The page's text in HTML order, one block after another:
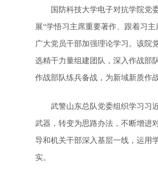
国防科技大学电子对抗学院党委
展“学悟习主席重要著作、跟着习
广大党员干部加强理论学习。该院
选精干力量组建团队，深入作战部
作战部队练兵备战，为新域新质作
武警山东总队党委组织学习习近
武器，转变为思路办法，不断增进
导和机关干部深入基层一线，运用
实。